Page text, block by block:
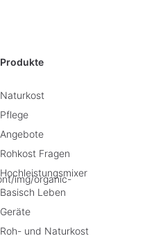
Produkte
Naturkost
Pflege
Angebote
Rohkost Fragen
Hochleistungsmixer
Basisch Leben
Geräte
Roh- und Naturkost